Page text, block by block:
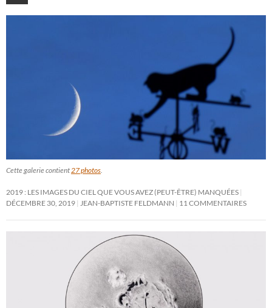
Cette galerie contient27 photos.
2019 : LES IMAGES DU CIEL QUE VOUS AVEZ (PEUT-ÊTRE) MANQUÉES
DÉCEMBRE 30, 2019 JEAN-BAPTISTE FELDMANN 11 COMMENTAIRES